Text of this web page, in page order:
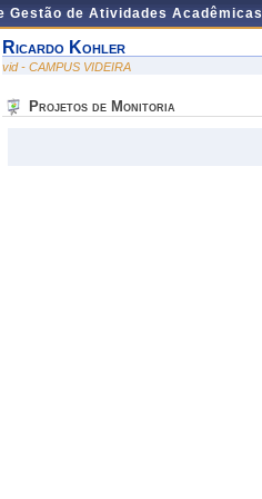
Gestão de Atividades Acadêmicas
Ricardo Kohler
vid - CAMPUS VIDEIRA
Projetos de Monitoria